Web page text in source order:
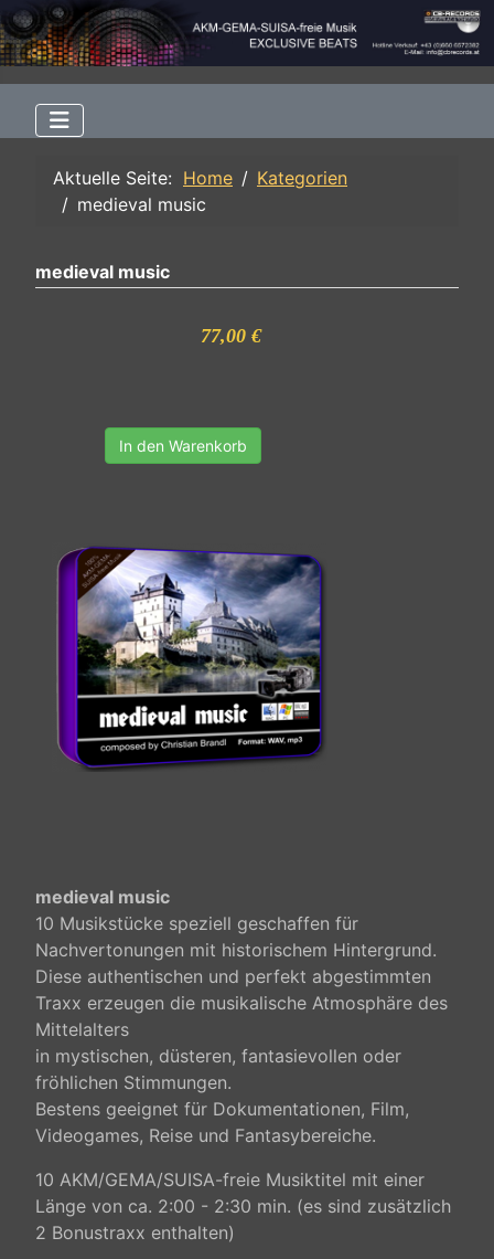
Aktuelle Seite: Home
Kategorien
medieval music
medieval music
77,00 €
In den Warenkorb
medieval music
10 Musikstücke speziell geschaffen für
Nachvertonungen mit historischem Hintergrund.
Diese authentischen und perfekt abgestimmten
Traxx erzeugen die musikalische Atmosphäre des
Mittelalters
in mystischen, düsteren, fantasievollen oder
fröhlichen Stimmungen.
Bestens geeignet für Dokumentationen, Film,
Videogames, Reise und Fantasybereiche.
10 AKM/GEMA/SUISA-freie Musiktitel mit einer
Länge von ca. 2:00 - 2:30 min. (es sind zusätzlich
2 Bonustraxx enthalten)